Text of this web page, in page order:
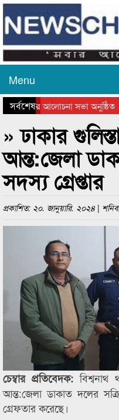
Menu
সর্বশেষ
দিবসের আলোচনা সভা অনুষ্ঠিত
সভা ও সম্মাননা প্রদান
» ঢাকার
আন্ত:জেলা
সদস্য গ্রেপ্তার
প্রকাশিত: ২০. জানুয়ারি. ২০২৪ |
চেম্বার প্রতিবেদক:
আন্ত:জেলা ডাকাত দলের
গ্রেফতার করেছে।